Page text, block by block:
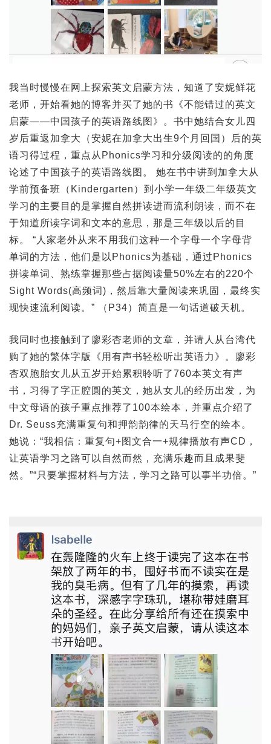
我当时慢慢在网上探索英文启蒙方法，知道了安妮鲜花
老师，开始看她的博客并买了她的书《不能错过的英文
启蒙——中国孩子的英语路线图》。书中她结合女儿四
岁后重返加拿大（安妮在加拿大出生9个月回国）后的英
语习得过程，重点从Phonics学习和分级阅读的的角度
论述了中国孩子的英语路线图。 她在书中讲到加拿大从
学前预备班（Kindergarten）到小学一年级二年级英文
学习的主要目的是掌握自然拼读进而流利朗读，而不在
于知道所读字词和文本的意思，那是三年级以后的目
标。 “人家老外从来不用我们这种一个字母一个字母背
单词的方法，他们是以Phonics为基础，通过Phonics
拼读单词、熟练掌握那些占据阅读量50%左右的220个
Sight Words(高频词)，然后靠大量阅读来巩固，最终实
现快速流利阅读。” （P34）简直是一句话道破天机。
我同时也接触到了廖彩杏老师的文章，并请人从台湾代
购了她的繁体字版《用有声书轻松听出英语力》。廖彩
杏双胞胎女儿从五岁开始累积聆听了760本英文有声
书，习得了字正腔圆的英文，她从女儿的经历出发，为
中文母语的孩子重点推荐了100本绘本，并重点介绍了
Dr. Seuss充满重复句和押韵韵律的天马行空的绘本。
她说：“我相信：重复句+图文合一+规律播放有声CD，
让英语学习之路可以自然而然，充满乐趣而且成果斐
然。”“只要掌握材料与方法，学习之路可以事半功倍。”